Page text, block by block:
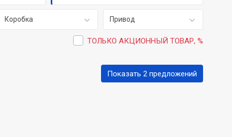
Коробка Привод
ТОЛЬКО АКЦИОННЫЙ ТОВАР, %
Показать 2 предложений